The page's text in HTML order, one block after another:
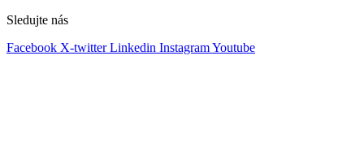
Sledujte nás
Facebook X-twitter Linkedin InstagramYoutube